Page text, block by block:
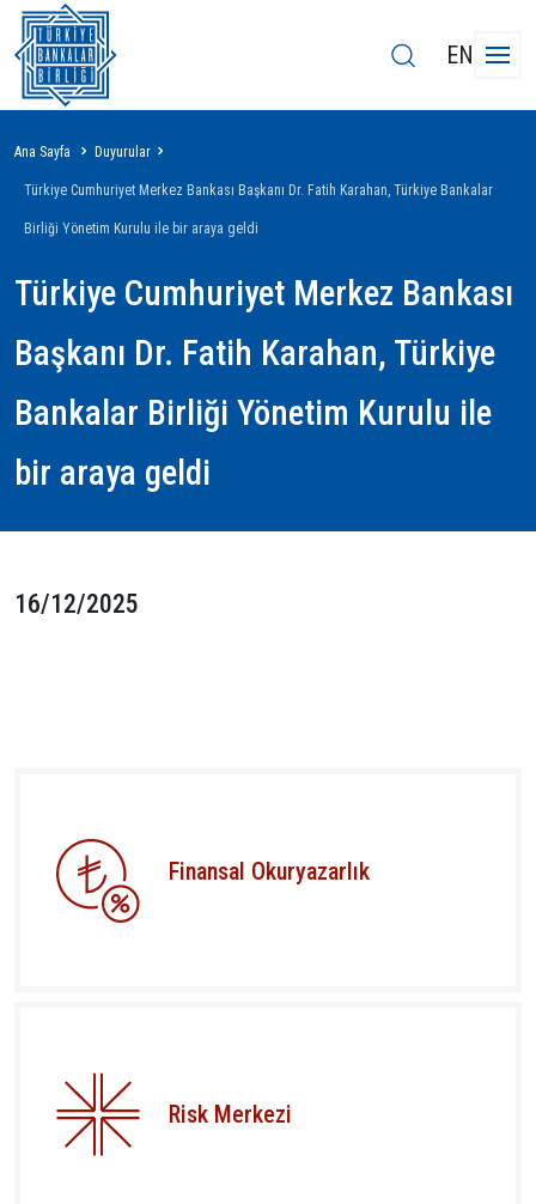
EN
Sayfa
yolu
Ana Sayfa Duyurular
Türkiye Cumhuriyet Merkez Bankası Başkanı Dr. Fatih Karahan, Türkiye Bankalar
Birliği Yönetim Kurulu ile bir araya geldi
Türkiye Cumhuriyet Merkez Bankası
Başkanı Dr. Fatih Karahan, Türkiye
Bankalar Birliği Yönetim Kurulu ile
bir araya geldi
16/12/2025
Finansal Okuryazarlık
Risk Merkezi